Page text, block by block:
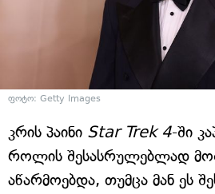
ფოტო: Getty Images
კრის პაინი Star Trek 4-ში
როლის შესასრულებლად
აწარმოებდა, თუმცა მან ეს